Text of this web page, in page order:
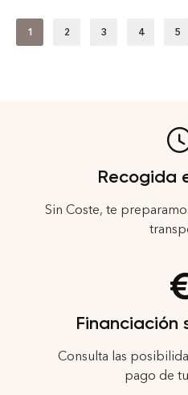
1 2 3 4 5
Recogida
Sin Coste, te
Financiación
Consulta las
pago de